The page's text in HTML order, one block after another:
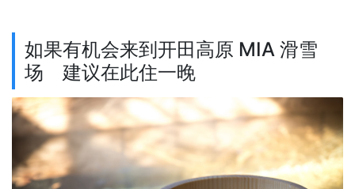
如果有机会来到开田高原 MIA 滑雪
场 建议在此住一晚